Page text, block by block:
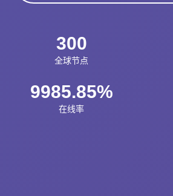
300
全球节点
9985.85%
在线率